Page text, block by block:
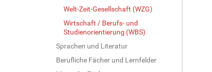
Welt-Zeit-Gesellschaft (WZG)
Wirtschaft / Berufs- und
Studienorientierung (WBS)
Sprachen und Literatur
Berufliche Fächer und Lernfelder